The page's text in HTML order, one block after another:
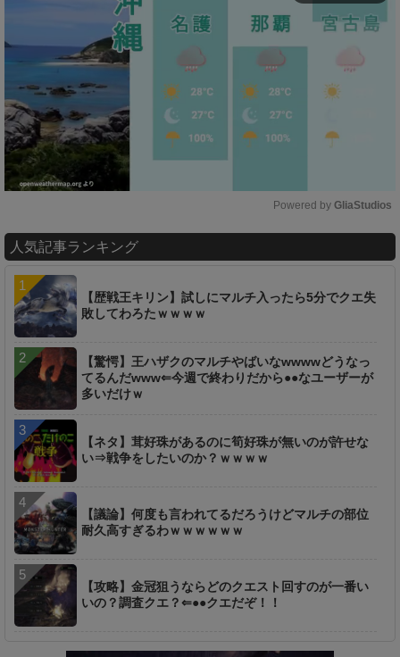
u
e
Powered by GliaStudios
人気記事ランキング
【歴戦王キリン】試しにマルチ入ったら5分でクエ失
敗してわろたｗｗｗｗ
【驚愕】王ハザクのマルチやばいなwwwwどうなっ
てるんだwww⇐今週で終わりだから●●なユーザーが
多いだけｗ
【ネタ】茸好珠があるのに筍好珠が無いのが許せな
い⇒戦争をしたいのか？ｗｗｗｗ
【議論】何度も言われてるだろうけどマルチの部位
耐久高すぎるわｗｗｗｗｗｗ
【攻略】金冠狙うならどのクエスト回すのが一番い
いの？調査クエ？⇐●●クエだぞ！！